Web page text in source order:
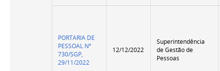
PORTARIA DE
PESSOAL Nº
730/SGP,
29/11/2022
12/12/2022
Superintendência
de Gestão de
Pessoas